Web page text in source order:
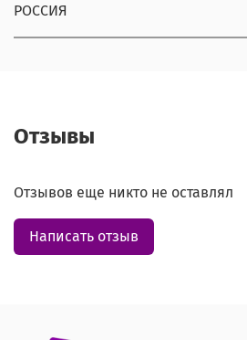
РОССИЯ
Отзывы
Отзывов еще никто не оставлял
Написать отзыв